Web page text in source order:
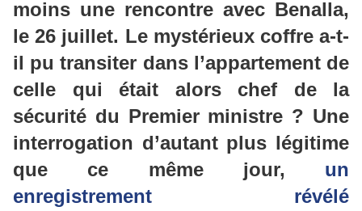
moins une rencontre avec Benalla,
le 26 juillet. Le mystérieux coffre a-t-
il pu transiter dans l’appartement de
celle qui était alors chef de la
sécurité du Premier ministre ? Une
interrogation d’autant plus légitime
que ce même jour, un
enregistrement révélé